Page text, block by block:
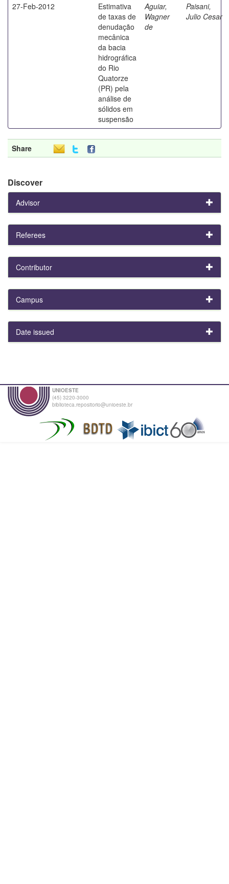
27-Feb-2012
Estimativa
de taxas de
denudação
mecânica
da bacia
hidrográfica
do Rio
Quatorze
(PR) pela
análise de
sólidos em
suspensão
Aguiar,
Wagner
de
Paisani,
Julio Cesar
Share
Discover
Advisor
Referees
Contributor
Campus
Date issued
UNIOESTE
(45) 3220-3000
biblioteca.repositorio@unioeste.br